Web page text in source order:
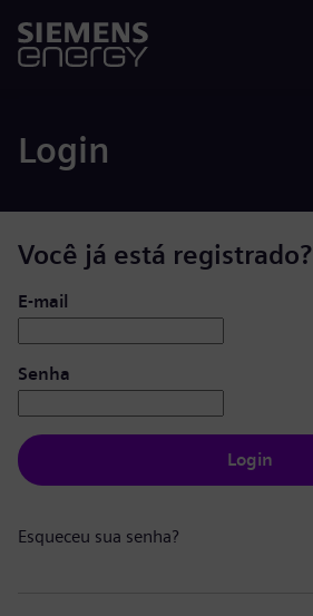
Login
Você já está registrado?
Login: usuário e senha
E-mail
Senha
Login
Esqueceu sua senha?